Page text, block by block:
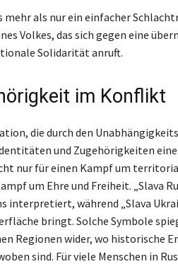
als nur ein einfacher
Volkes, das sich gegen eine
Solidarität anruft.
im Konflikt
die durch den
und Zugehörigkeiten eine
nur für einen Kampf um
um Ehre und Freiheit. „Slava
interpretiert, während „Slava
bringt. Solche Symbole
Regionen wider, wo historische
sind. Für viele Menschen in